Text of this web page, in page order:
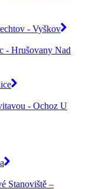
- Vyškov
- Hrušovany Nad
- Ochoz U
Stanoviště –